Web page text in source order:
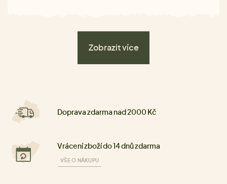
Zobrazit více
Doprava zdarma nad 2000 Kč
Vrácení zboží do 14 dnů zdarma
VŠE O NÁKUPU